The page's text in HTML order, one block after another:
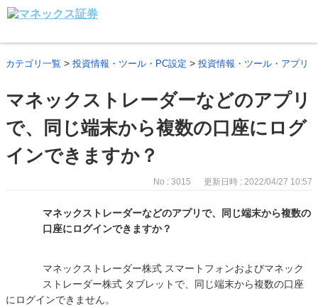
カテゴリ一覧 > 投資情報・ツール・PC設定 > 投資情報・ツール・アプリ
マネックストレーダーなどのアプリ
で、同じ端末から複数の口座にログ
インできますか？
No : 3015 更新日時 : 2022/04/27 10:57
マネックストレーダーなどのアプリで、同じ端末から複数の
口座にログインできますか？
マネックストレーダー株式 スマートフォンおよびマネック
ストレーダー株式 タブレットで、同じ端末から複数の口座
にログインできません。